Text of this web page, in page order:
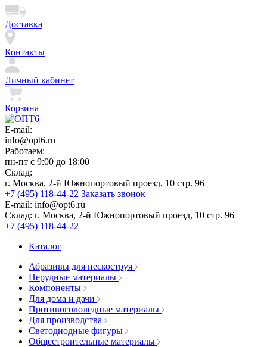
Доставка
Контакты
Личный кабинет
Корзина
E-mail:
info@opt6.ru
Работаем:
пн-пт с 9:00 до 18:00
Склад:
г. Москва, 2-й Южнопортовый проезд, 10 стр. 96
+7 (495) 118-44-22 Заказать звонок
E-mail: info@opt6.ru
Склад: г. Москва, 2-й Южнопортовый проезд, 10 стр. 96
+7 (495) 118-44-22
Каталог
Абразивы для пескоструя
Нерудные материалы
Компоненты
Для дома и дачи
Противогололедные материалы
Для производства
Светодиодные фигуры
Общестроительные материалы